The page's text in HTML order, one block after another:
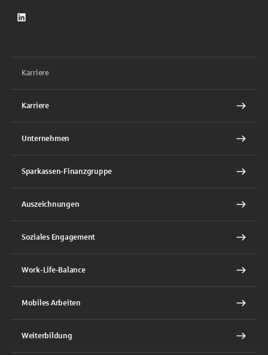
LinkedIn
Karriere
Karriere
Unternehmen
Sparkassen-Finanzgruppe
Auszeichnungen
Soziales Engagement
Work-Life-Balance
Mobiles Arbeiten
Weiterbildung